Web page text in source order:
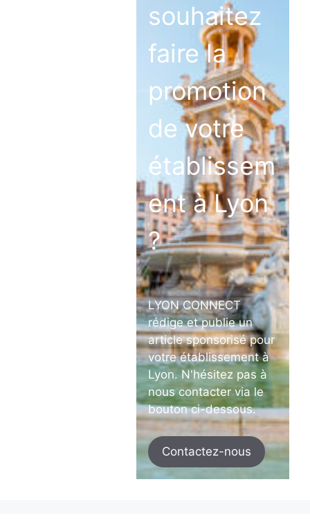
souhaitez
faire la
promotion
de votre
établissem
ent à Lyon
?
LYON CONNECT
rédige et publie un
article sponsorisé pour
votre établissement à
Lyon. N'hésitez pas à
nous contacter via le
bouton ci-dessous.
Contactez-nous